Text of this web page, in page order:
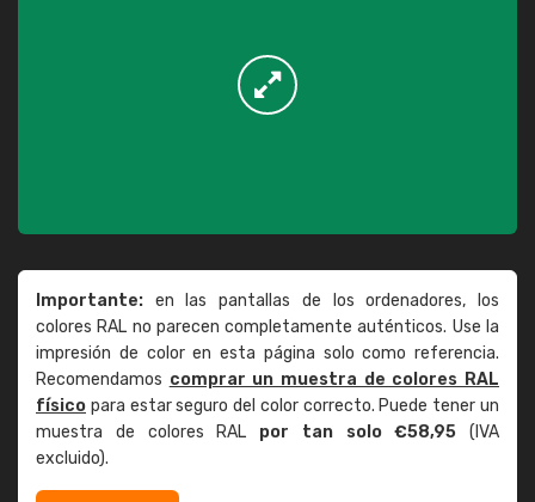
Importante: en las pantallas de los ordenadores, los
colores RAL no parecen completamente auténticos. Use la
impresión de color en esta página solo como referencia.
Recomendamos comprar un muestra de colores RAL
físico para estar seguro del color correcto. Puede tener un
muestra de colores RAL por tan solo €58,95 (IVA
excluido).